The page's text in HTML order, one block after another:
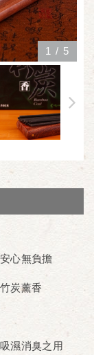
1 / 5
心無負擔
炭薰香
濕消臭之用